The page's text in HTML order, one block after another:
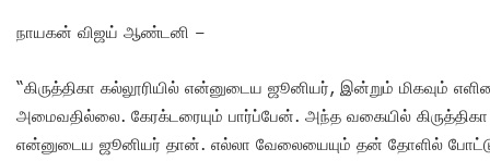
நாயகன் விஜய் ஆண்டனி –
“கிருத்திகா கல்லூரியில் என்னுடைய ஜூனியர், இன்றும் மிகவும்
அமைவதில்லை. கேரக்டரையும் பார்ப்பேன். அந்த வகையில்
என்னுடைய ஜூனியர் தான். எல்லா வேலையையும் தன் தோளில்